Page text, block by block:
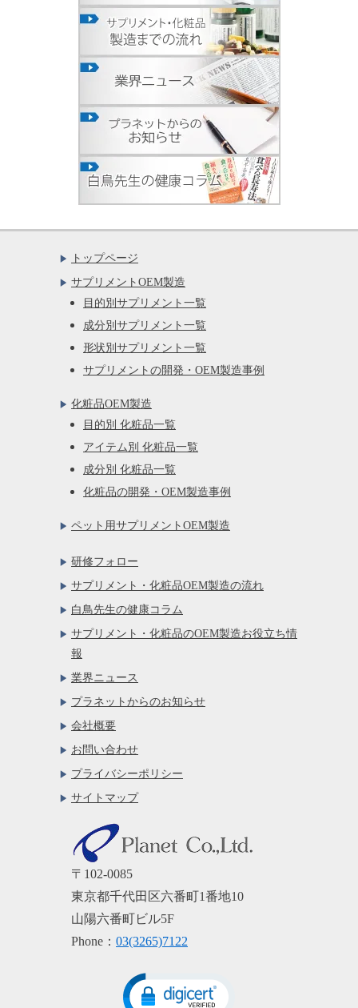
トップページ
サプリメントOEM製造
目的別サプリメント一覧
成分別サプリメント一覧
形状別サプリメント一覧
サプリメントの開発・OEM製造事例
化粧品OEM製造
目的別 化粧品一覧
アイテム別 化粧品一覧
成分別 化粧品一覧
化粧品の開発・OEM製造事例
ペット用サプリメントOEM製造
研修フォロー
サプリメント・化粧品OEM製造の流れ
白鳥先生の健康コラム
サプリメント・化粧品のOEM製造お役立ち情
報
業界ニュース
プラネットからのお知らせ
会社概要
お問い合わせ
プライバシーポリシー
サイトマップ
〒102-0085
東京都千代田区六番町1番地10
山陽六番町ビル5F
Phone： 03(3265)7122